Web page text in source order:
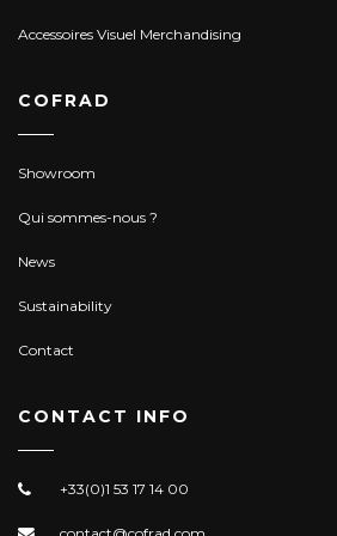
Accessoires Visuel Merchandising
COFRAD
Showroom
Qui sommes-nous ?
News
Sustainability
Contact
CONTACT INFO
+33(0)1 53 17 14 00